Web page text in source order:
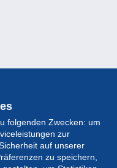
folgenden Zwecken: um
zur
auf unserer
zu speichern,